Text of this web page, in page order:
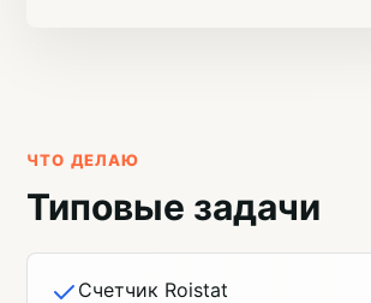
ЧТО ДЕЛАЮ
Типовые задачи
Счетчик Roistat